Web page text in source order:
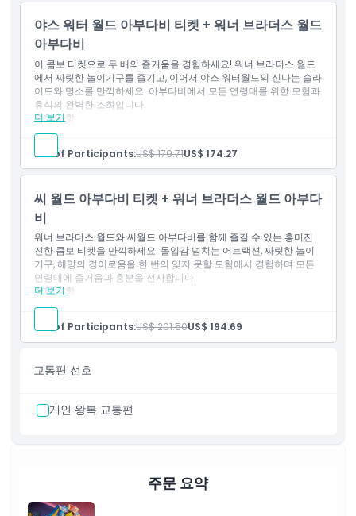
야스 워터 월드 아부다비 티켓 + 워너 브라더스 월드
아부다비
이 콤보 티켓으로 두 배의 즐거움을 경험하세요! 워너 브라더스 월드
에서 짜릿한 놀이기구를 즐기고, 이어서 야스 워터월드의 신나는 슬라
이드와 명소를 만끽하세요. 아부다비에서 모든 연령대를 위한 모험과
휴식의 완벽한 조화입니다.
더 보기
포함 사항
야스 워터월드와 워너 브라더스 월드 아부다비 단일 일일 입장
권 (두 공원 모두 1회 입장 가능)
두 공원의 모든 놀이기구, 쇼 및 명소에 대한 종일 무제한 이용
No. of Participants:US$ 179.71US$ 174.27
씨 월드 아부다비 티켓 + 워너 브라더스 월드 아부다
비
워너 브라더스 월드와 씨월드 아부다비를 함께 즐길 수 있는 흥미진
진한 콤보 티켓을 만끽하세요. 몰입감 넘치는 어트랙션, 짜릿한 놀이
기구, 해양의 경이로움을 한 번의 잊지 못할 모험에서 경험하며 모든
연령대에 즐거움과 흥분을 선사합니다.
더 보기
포함 사항
씨월드 및 워너 브라더스 월드 아부다비 단일 일일 입장권 (두 공
원 모두 1회 입장 가능)
두 공원의 놀이기구, 공연, 어트랙션 무제한 일일 이용
No. of Participants:US$ 201.50US$ 194.69
교통편 선호
개인 왕복 교통편
주문 요약